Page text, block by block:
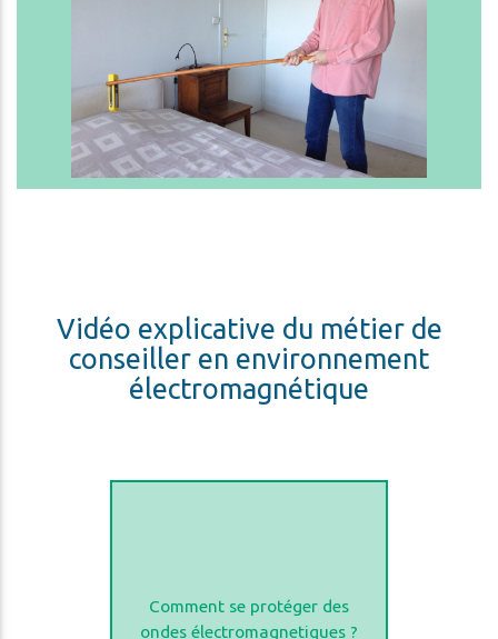
Vidéo explicative du métier de
conseiller en environnement
électromagnétique
Comment se protéger des
ondes électromagnetiques ?